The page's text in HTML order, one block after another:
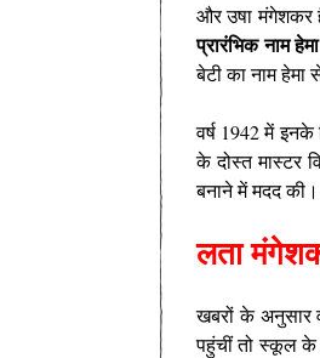
और उषा मंगेशकर
प्रारंभिक नाम हेमा
बेटी का नाम
वर्ष 1942 में
के दोस्‍त मास्‍टर
बनाने में मदद की।
लता
खबरों के
पहुंचीं तो स्कूल के